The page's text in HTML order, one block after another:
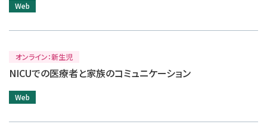
Web
オンライン：新生児
NICUでの医療者と家族のコミュニケーション
Web